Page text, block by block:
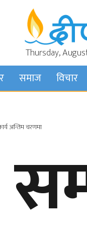
Thursday,
समाज विचार
अन्तिम चरणमा